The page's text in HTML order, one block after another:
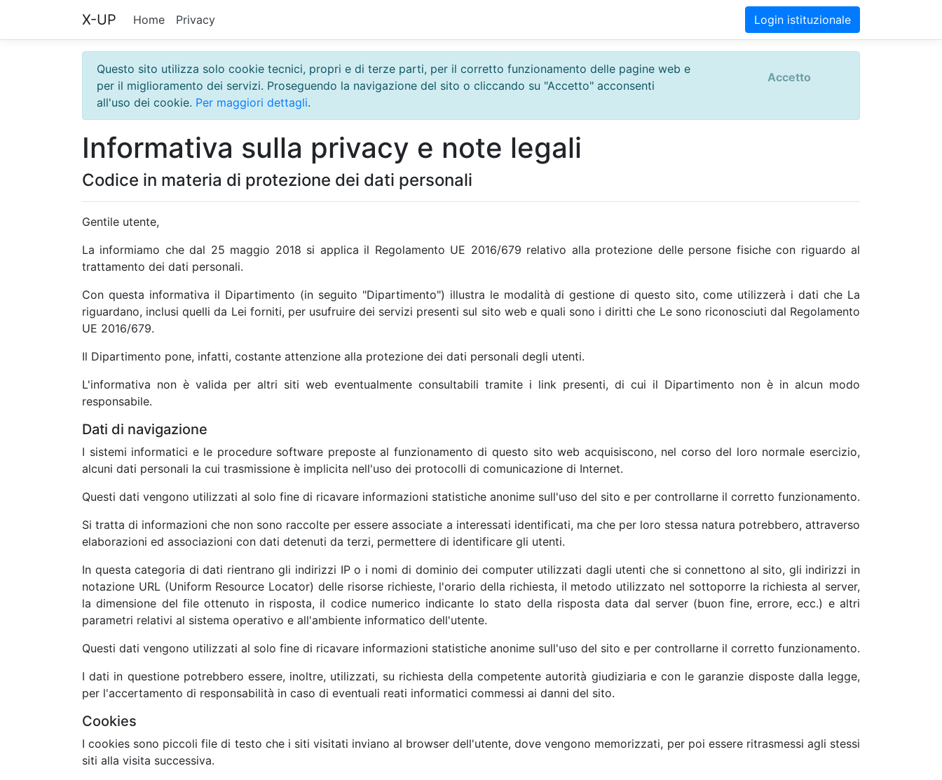
X-UP Login istituzionale
Home Privacy
Questo sito utilizza solo cookie tecnici, propri e di terze parti, per il corretto funzionamento delle pagine web e
per il miglioramento dei servizi. Proseguendo la navigazione del sito o cliccando su "Accetto" acconsenti
all'uso dei cookie. Per maggiori dettagli.
Accetto
Informativa sulla privacy e note legali
Codice in materia di protezione dei dati personali
Gentile utente,
La informiamo che dal 25 maggio 2018 si applica il Regolamento UE 2016/679 relativo alla protezione delle persone fisiche con riguardo al
trattamento dei dati personali.
Con questa informativa il Dipartimento (in seguito "Dipartimento") illustra le modalità di gestione di questo sito, come utilizzerà i dati che La
riguardano, inclusi quelli da Lei forniti, per usufruire dei servizi presenti sul sito web e quali sono i diritti che Le sono riconosciuti dal Regolamento
UE 2016/679.
Il Dipartimento pone, infatti, costante attenzione alla protezione dei dati personali degli utenti.
L'informativa non è valida per altri siti web eventualmente consultabili tramite i link presenti, di cui il Dipartimento non è in alcun modo
responsabile.
Dati di navigazione
I sistemi informatici e le procedure software preposte al funzionamento di questo sito web acquisiscono, nel corso del loro normale esercizio,
alcuni dati personali la cui trasmissione è implicita nell'uso dei protocolli di comunicazione di Internet.
Questi dati vengono utilizzati al solo fine di ricavare informazioni statistiche anonime sull'uso del sito e per controllarne il corretto funzionamento.
Si tratta di informazioni che non sono raccolte per essere associate a interessati identificati, ma che per loro stessa natura potrebbero, attraverso
elaborazioni ed associazioni con dati detenuti da terzi, permettere di identificare gli utenti.
In questa categoria di dati rientrano gli indirizzi IP o i nomi di dominio dei computer utilizzati dagli utenti che si connettono al sito, gli indirizzi in
notazione URL (Uniform Resource Locator) delle risorse richieste, l'orario della richiesta, il metodo utilizzato nel sottoporre la richiesta al server,
la dimensione del file ottenuto in risposta, il codice numerico indicante lo stato della risposta data dal server (buon fine, errore, ecc.) e altri
parametri relativi al sistema operativo e all'ambiente informatico dell'utente.
Questi dati vengono utilizzati al solo fine di ricavare informazioni statistiche anonime sull'uso del sito e per controllarne il corretto funzionamento.
I dati in questione potrebbero essere, inoltre, utilizzati, su richiesta della competente autorità giudiziaria e con le garanzie disposte dalla legge,
per l'accertamento di responsabilità in caso di eventuali reati informatici commessi ai danni del sito.
Cookies
I cookies sono piccoli file di testo che i siti visitati inviano al browser dell'utente, dove vengono memorizzati, per poi essere ritrasmessi agli stessi
siti alla visita successiva.